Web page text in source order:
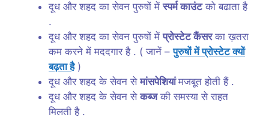
दूध और शहद का सेवन पुरुषों मेंस्पर्म काउंटको बढाता है
.
दूध और शहद का सेवन पुरुषों मेंप्रोस्टेट कैंसरका ख़तरा
कम करने में मददगार है . ( जानें –पुरुषों में प्रोस्टेट क्यों
बढ़ता है)
दूध और शहद के सेवन सेमांसपेशियांमजबूत होती हैं .
दूध और शहद के सेवन सेकब्जकी समस्या से राहत
मिलती है .